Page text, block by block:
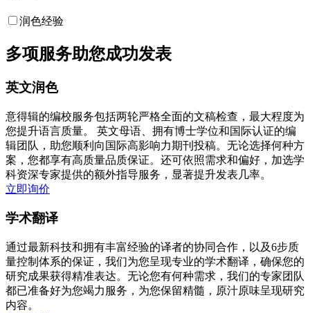
润色经验
多项服务助您成功发表
英文润色
意得辑的编校服务包括两轮严格全面的文稿检查，最大程度为
您提升语言质量。 英文母语、拥有博士学位和国际认证的编
辑团队，助您顺利向国际高影响力期刊投稿。无论选择何种方
案，您都享有高质量品质保证。还可依照需求和偏好，加选学
科资深专家提供的额外指导服务，显著提升发表几率。
立即询价
学术翻译
通过最新科技和拥有丰富经验的译者的协同合作，以及6步质
量控制体系的保证，我们为您呈现专业的学术翻译，确保您的
研究成果获得精准表达。无论您有何种需求，我们的专家团队
都已准备好为您竭力服务，为您保留精髓，原汁原味呈现研究
内容。